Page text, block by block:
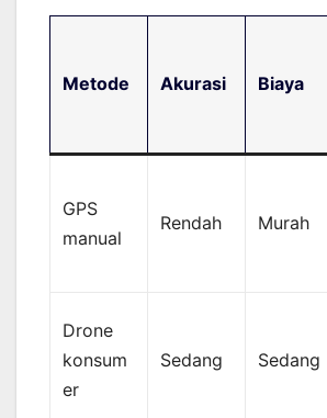
Metode Akurasi Biaya
GPS
manual
Rendah Murah
Drone
konsum
er
Sedang Sedang